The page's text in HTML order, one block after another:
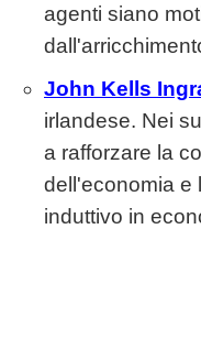
agenti siano
John Kells
irlandese. Nei
a rafforzare la
dell'economia e
induttivo in